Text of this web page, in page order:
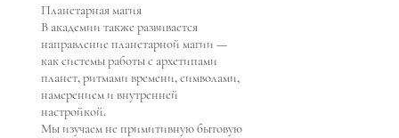
Планетарная магия
В академии также развивается
направление планетарной магии —
как системы работы с архетипами
планет, ритмами времени, символами,
намерением и внутренней
настройкой.
Мы изучаем не примитивную бытовую